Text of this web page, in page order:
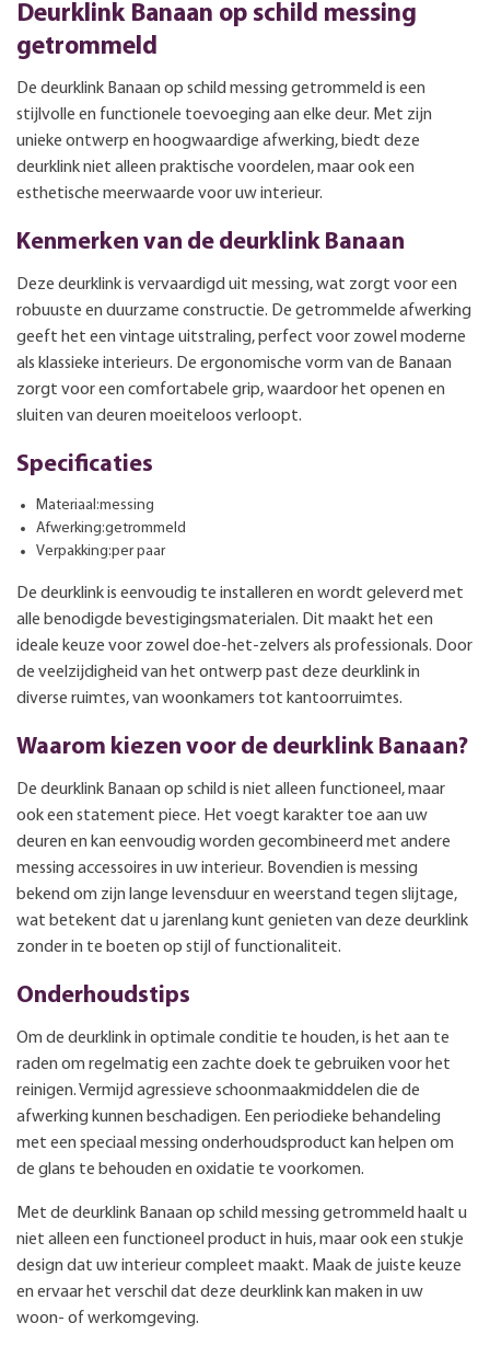
Deurklink Banaan op schild messing
getrommeld
De deurklink Banaan op schild messing getrommeld is een
stijlvolle en functionele toevoeging aan elke deur. Met zijn
unieke ontwerp en hoogwaardige afwerking, biedt deze
deurklink niet alleen praktische voordelen, maar ook een
esthetische meerwaarde voor uw interieur.
Kenmerken van de deurklink Banaan
Deze deurklink is vervaardigd uit messing, wat zorgt voor een
robuuste en duurzame constructie. De getrommelde afwerking
geeft het een vintage uitstraling, perfect voor zowel moderne
als klassieke interieurs. De ergonomische vorm van de Banaan
zorgt voor een comfortabele grip, waardoor het openen en
sluiten van deuren moeiteloos verloopt.
Specificaties
Materiaal:messing
Afwerking:getrommeld
Verpakking:per paar
De deurklink is eenvoudig te installeren en wordt geleverd met
alle benodigde bevestigingsmaterialen. Dit maakt het een
ideale keuze voor zowel doe-het-zelvers als professionals. Door
de veelzijdigheid van het ontwerp past deze deurklink in
diverse ruimtes, van woonkamers tot kantoorruimtes.
Waarom kiezen voor de deurklink Banaan?
De deurklink Banaan op schild is niet alleen functioneel, maar
ook een statement piece. Het voegt karakter toe aan uw
deuren en kan eenvoudig worden gecombineerd met andere
messing accessoires in uw interieur. Bovendien is messing
bekend om zijn lange levensduur en weerstand tegen slijtage,
wat betekent dat u jarenlang kunt genieten van deze deurklink
zonder in te boeten op stijl of functionaliteit.
Onderhoudstips
Om de deurklink in optimale conditie te houden, is het aan te
raden om regelmatig een zachte doek te gebruiken voor het
reinigen. Vermijd agressieve schoonmaakmiddelen die de
afwerking kunnen beschadigen. Een periodieke behandeling
met een speciaal messing onderhoudsproduct kan helpen om
de glans te behouden en oxidatie te voorkomen.
Met de deurklink Banaan op schild messing getrommeld haalt u
niet alleen een functioneel product in huis, maar ook een stukje
design dat uw interieur compleet maakt. Maak de juiste keuze
en ervaar het verschil dat deze deurklink kan maken in uw
woon- of werkomgeving.